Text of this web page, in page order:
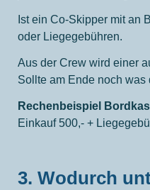
Ist ein Co-Skipper mit an
oder Liegegebühren.
Aus der Crew wird einer
Sollte am Ende noch
Rechenbeispiel
Einkauf 500,- +
3. Wodurch